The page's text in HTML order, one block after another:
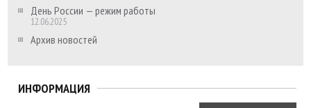
День России — режим работы
12.06.2025
Архив новостей
ИНФОРМАЦИЯ